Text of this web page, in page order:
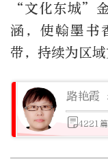
“文化东城”
涵，使翰墨书
带，持续为区
路艳霞
4221篇